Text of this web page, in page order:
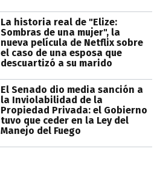
La historia real de "Elize:
Sombras de una mujer", la
nueva película de Netflix sobre
el caso de una esposa que
descuartizó a su marido
El Senado dio media sanción a
la Inviolabilidad de la
Propiedad Privada: el Gobierno
tuvo que ceder en la Ley del
Manejo del Fuego